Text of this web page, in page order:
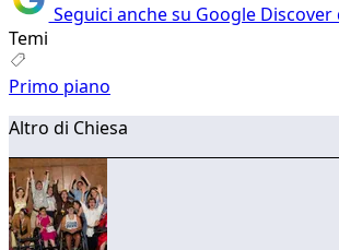
Seguici anche su Google Discover
Temi
Primo piano
Altro di Chiesa